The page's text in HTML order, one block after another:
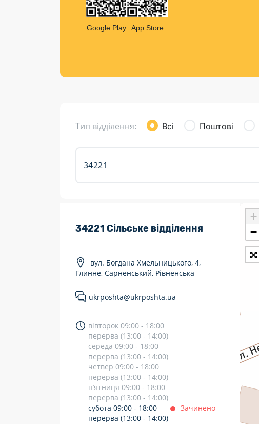
Листи та листівки
Кур’єрська доставка
Google Play App Store
Тип відділення: Всі Поштові
7 днів на тиждень
Працюють після 19:00
34221 Сільське відділення
вул. Богдана Хмельницького, 4,
Глинне, Сарненський, Рівненська
ukrposhta@ukrposhta.ua
вівторок 09:00 - 18:00
перерва (13:00 - 14:00)
середа 09:00 - 18:00
перерва (13:00 - 14:00)
четвер 09:00 - 18:00
перерва (13:00 - 14:00)
п’ятниця 09:00 - 18:00
перерва (13:00 - 14:00)
субота 09:00 - 18:00
Зачинено
перерва (13:00 - 14:00)
+
−